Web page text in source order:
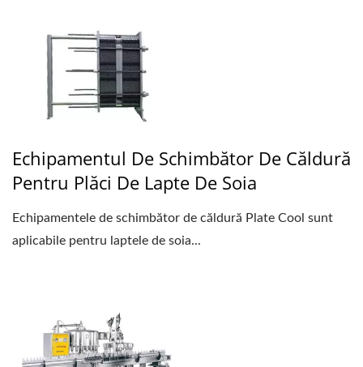
Echipamentul De Schimbător De Căldură
Pentru Plăci De Lapte De Soia
Echipamentele de schimbător de căldură Plate Cool sunt
aplicabile pentru laptele de soia...